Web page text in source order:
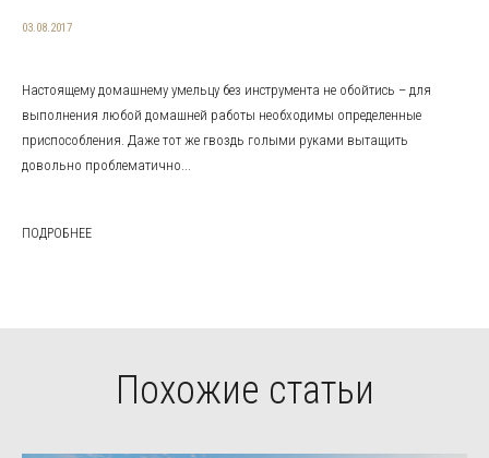
03.08.2017
Настоящему домашнему умельцу без инструмента не обойтись – для
выполнения любой домашней работы необходимы определенные
приспособления. Даже тот же гвоздь голыми руками вытащить
довольно проблематично...
ПОДРОБНЕЕ
Похожие статьи